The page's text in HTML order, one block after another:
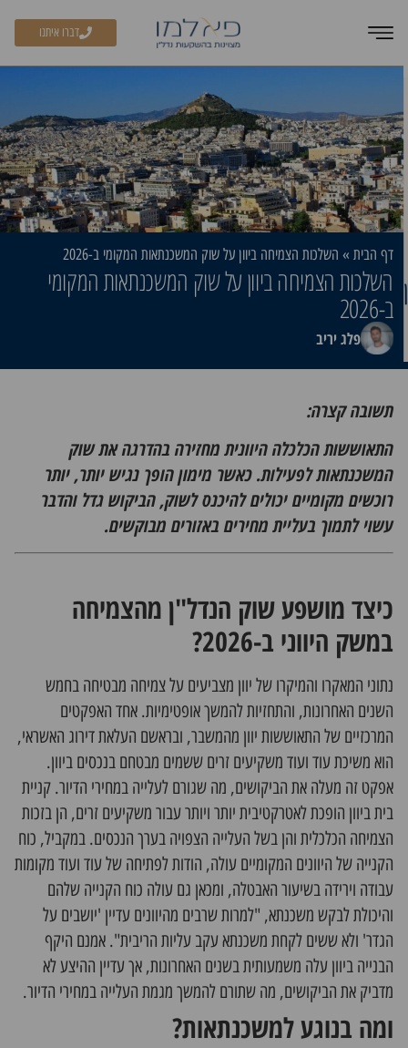
דברו איתנו
דף הבית » השלכות הצמיחה ביוון על שוק המשכנתאות המקומי ב-2026
השלכות הצמיחה ביוון על שוק המשכנתאות המקומי
ב-2026
פלג יריב
תשובה קצרה:
התאוששות הכלכלה היוונית מחזירה בהדרגה את שוק
המשכנתאות לפעילות. כאשר מימון הופך נגיש יותר, יותר
רוכשים מקומיים יכולים להיכנס לשוק, הביקוש גדל והדבר
עשוי לתמוך בעליית מחירים באזורים מבוקשים.
כיצד מושפע שוק הנדל"ן מהצמיחה
במשק היווני ב-2026?
נתוני המאקרו והמיקרו של יוון מצביעים על צמיחה מבטיחה בחמש
השנים האחרונות, והתחזיות להמשך אופטימיות. אחד האפקטים
המרכזיים של התאוששות יוון מהמשבר, ובראשם העלאת דירוג האשראי,
הוא משיכת עוד ועוד משקיעים זרים ששמים מבטחם בנכסים ביוון.
אפקט זה מעלה את הביקושים, מה שגורם לעלייה במחירי הדיור. קניית
בית ביוון הופכת לאטרקטיבית יותר ויותר עבור משקיעים זרים, הן בזכות
הצמיחה הכלכלית והן בשל העלייה הצפויה בערך הנכסים. במקביל, כוח
הקנייה של היוונים המקומיים עולה, הודות לפתיחה של עוד ועוד מקומות
עבודה וירידה בשיעור האבטלה, ומכאן גם עולה כוח הקנייה שלהם
והיכולת לבקש משכנתא, "למרות שרבים מהיוונים עדיין 'יושבים על
הגדר' ולא ששים לקחת משכנתא עקב עליות הריבית". אמנם היקף
הבנייה ביוון עלה משמעותית בשנים האחרונות, אך עדיין ההיצע לא
מדביק את הביקושים, מה שתורם להמשך מגמת העלייה במחירי הדיור.
ומה בנוגע למשכנתאות?